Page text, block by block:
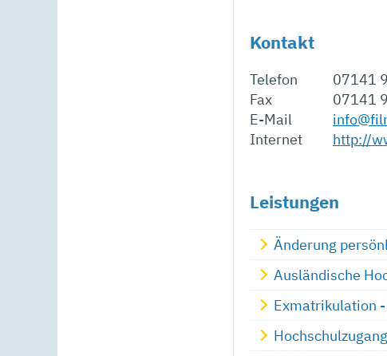
Kontakt
Telefon
07141
Fax
07141
E-Mail
Internet
http://
Leistungen
Änderung
Ausländische
Exmatrikulation